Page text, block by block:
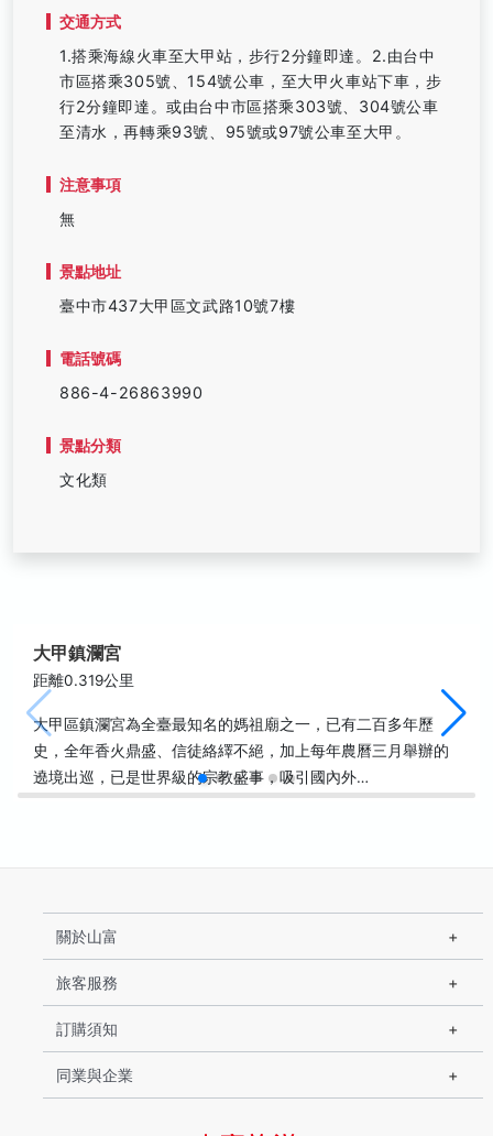
交通方式
1.搭乘海線火車至大甲站，步行2分鐘即達。2.由台中
市區搭乘305號、154號公車，至大甲火車站下車，步
行2分鐘即達。或由台中市區搭乘303號、304號公車
至清水，再轉乘93號、95號或97號公車至大甲。
注意事項
無
景點地址
臺中市437大甲區文武路10號7樓
電話號碼
886-4-26863990
景點分類
文化類
大甲鎮瀾宮
距離0.319公里
大甲區鎮瀾宮為全臺最知名的媽祖廟之一，已有二百多年歷
史，全年香火鼎盛、信徒絡繹不絕，加上每年農曆三月舉辦的
遶境出巡，已是世界級的宗教盛事，吸引國內外…
關於山富
旅客服務
訂購須知
同業與企業